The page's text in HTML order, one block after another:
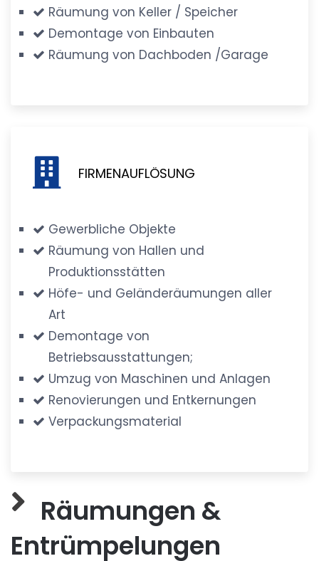
Räumung von Keller / Speicher
Demontage von Einbauten
Räumung von Dachboden /Garage
FIRMENAUFLÖSUNG
Gewerbliche Objekte
Räumung von Hallen und
Produktionsstätten
Höfe- und Geländeräumungen aller
Art
Demontage von
Betriebsausstattungen;
Umzug von Maschinen und Anlagen
Renovierungen und Entkernungen
Verpackungsmaterial
Räumungen &
Entrümpelungen